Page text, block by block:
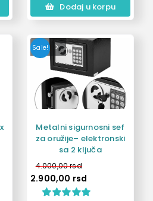
Dodaj u korpu
Sale!
Metalni sigurnosni sef
za oružije– elektronski
sa 2 ključa
4.000,00rsd
2.900,00 rsd